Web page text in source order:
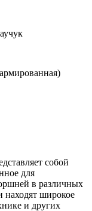
собой
для
в различных
находят широкое
и других